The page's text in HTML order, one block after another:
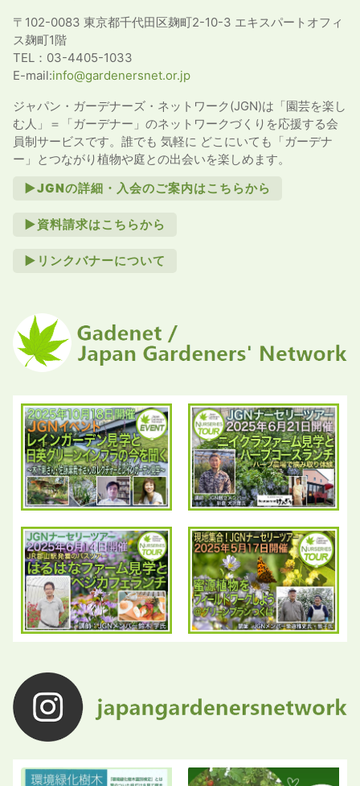
〒102-0083 東京都千代田区麹町2-10-3 エキスパートオフィ
ス麹町1階
TEL：03-4405-1033
E-mail:info@gardenersnet.or.jp
ジャパン・ガーデナーズ・ネットワーク(JGN)は「園芸を楽し
む人」＝「ガーデナー」のネットワークづくりを応援する会
員制サービスです。誰でも 気軽に どこにいても「ガーデナ
ー」とつながり植物や庭との出会いを楽しめます。
►JGNの詳細・入会のご案内はこちらから
►資料請求はこちらから
►リンクバナーについて